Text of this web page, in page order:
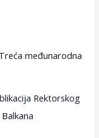
međunarodna
Rektorskog